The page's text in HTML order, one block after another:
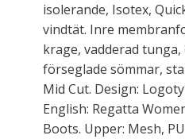
isolerande, Isotex,
vindtät. Inre
krage, vadderad
förseglade sömmar,
Mid Cut. Design:
English: Regatta
Boots. Upper: Mesh,